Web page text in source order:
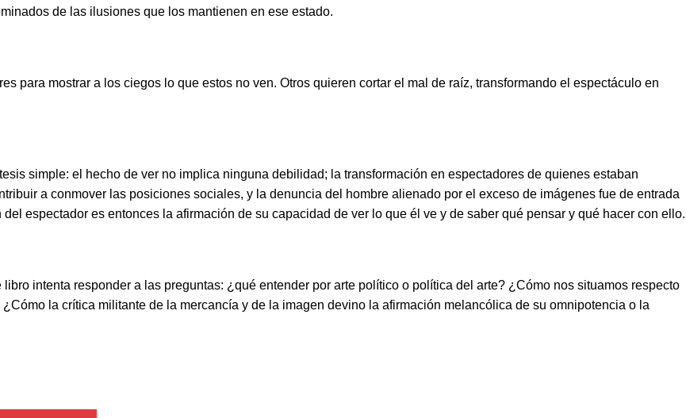
de las ilusiones que los mantienen en ese estado.
para mostrar a los ciegos lo que estos no ven. Otros quieren cortar el mal de raíz, transformando el espectáculo en
simple: el hecho de ver no implica ninguna debilidad; la transformación en espectadores de quienes estaban
a conmover las posiciones sociales, y la denuncia del hombre alienado por el exceso de imágenes fue de entrada
espectador es entonces la afirmación de su capacidad de ver lo que él ve y de saber qué pensar y qué hacer con ello.
intenta responder a las preguntas: ¿qué entender por arte político o política del arte? ¿Cómo nos situamos respecto
la crítica militante de la mercancía y de la imagen devino la afirmación melancólica de su omnipotencia o la